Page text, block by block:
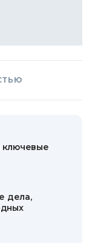
ключевые
дела,